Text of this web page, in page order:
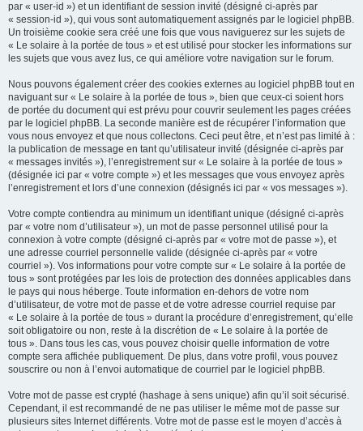
par « user-id ») et un identifiant de session invité (désigné ci-après par
« session-id »), qui vous sont automatiquement assignés par le logiciel phpBB.
Un troisième cookie sera créé une fois que vous naviguerez sur les sujets de
« Le solaire à la portée de tous » et est utilisé pour stocker les informations sur
les sujets que vous avez lus, ce qui améliore votre navigation sur le forum.
Nous pouvons également créer des cookies externes au logiciel phpBB tout en
naviguant sur « Le solaire à la portée de tous », bien que ceux-ci soient hors
de portée du document qui est prévu pour couvrir seulement les pages créées
par le logiciel phpBB. La seconde manière est de récupérer l’information que
vous nous envoyez et que nous collectons. Ceci peut être, et n’est pas limité à :
la publication de message en tant qu’utilisateur invité (désignée ci-après par
« messages invités »), l’enregistrement sur « Le solaire à la portée de tous »
(désignée ici par « votre compte ») et les messages que vous envoyez après
l’enregistrement et lors d’une connexion (désignés ici par « vos messages »).
Votre compte contiendra au minimum un identifiant unique (désigné ci-après
par « votre nom d’utilisateur »), un mot de passe personnel utilisé pour la
connexion à votre compte (désigné ci-après par « votre mot de passe »), et
une adresse courriel personnelle valide (désignée ci-après par « votre
courriel »). Vos informations pour votre compte sur « Le solaire à la portée de
tous » sont protégées par les lois de protection des données applicables dans
le pays qui nous héberge. Toute information en-dehors de votre nom
d’utilisateur, de votre mot de passe et de votre adresse courriel requise par
« Le solaire à la portée de tous » durant la procédure d’enregistrement, qu’elle
soit obligatoire ou non, reste à la discrétion de « Le solaire à la portée de
tous ». Dans tous les cas, vous pouvez choisir quelle information de votre
compte sera affichée publiquement. De plus, dans votre profil, vous pouvez
souscrire ou non à l’envoi automatique de courriel par le logiciel phpBB.
Votre mot de passe est crypté (hashage à sens unique) afin qu’il soit sécurisé.
Cependant, il est recommandé de ne pas utiliser le même mot de passe sur
plusieurs sites Internet différents. Votre mot de passe est le moyen d’accès à